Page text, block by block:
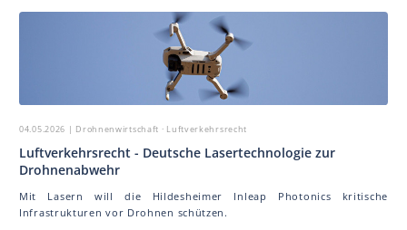
04.05.2026 | Drohnenwirtschaft · Luftverkehrsrecht
Luftverkehrsrecht - Deutsche Lasertechnologie zur
Drohnenabwehr
Mit Lasern will die Hildesheimer Inleap Photonics kritische
Infrastrukturen vor Drohnen schützen.